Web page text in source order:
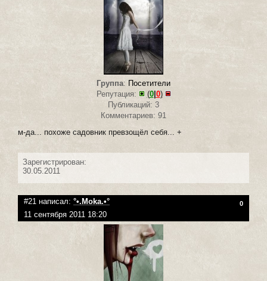
Группа: Посетители
Репутация:
(0| 0)
Публикаций: 3
Комментариев: 91
м-да... похоже садовник превзощёл себя... +
Зарегистрирован:
30.05.2011
#21 написал: °•.Moka.•° 0
11 сентября 2011 18:20